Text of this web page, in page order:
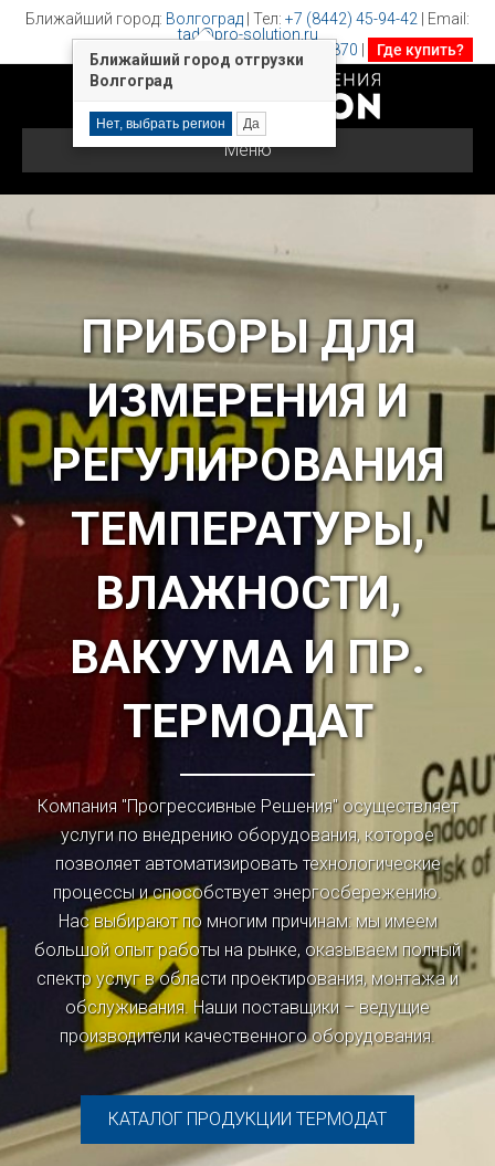
Ближайший город: Волгоград
Ближайший город отгрузки
Волгоград
Нет, выбрать регион Да
| Тел: +7 (8442) 45-94-42 | Email:
tad@pro-solution.ru
8-800-511-8870
Где купить?
Меню
ПРИБОРЫ ДЛЯ
ИЗМЕРЕНИЯ И
РЕГУЛИРОВАНИЯ
ТЕМПЕРАТУРЫ,
ВЛАЖНОСТИ,
ВАКУУМА И ПР.
ТЕРМОДАТ
Компания "Прогрессивные Решения" осуществляет
услуги по внедрению оборудования, которое
позволяет автоматизировать технологические
процессы и способствует энергосбережению.
Нас выбирают по многим причинам: мы имеем
большой опыт работы на рынке, оказываем полный
спектр услуг в области проектирования, монтажа и
обслуживания. Наши поставщики – ведущие
производители качественного оборудования.
КАТАЛОГ ПРОДУКЦИИ ТЕРМОДАТ